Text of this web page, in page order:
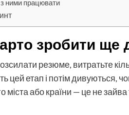
ними працювати
зробити ще
резюме, витратьте
цей етап і потім дивуються,
міста або країни — це не